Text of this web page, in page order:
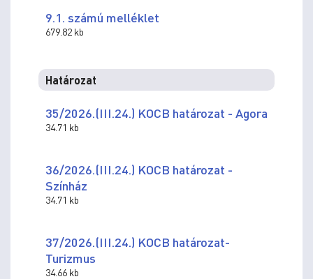
9.1. számú melléklet
679.82 kb
Határozat
35/2026.(III.24.) KOCB határozat - Agora
34.71 kb
36/2026.(III.24.) KOCB határozat -
Színház
34.71 kb
37/2026.(III.24.) KOCB határozat-
Turizmus
34.66 kb